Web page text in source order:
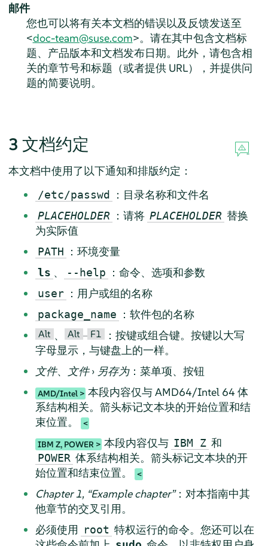
邮件
您也可以将有关本文档的错误以及反馈发送至
<doc-team@suse.com>。请在其中包含文档标
题、产品版本和文档发布日期。此外，请包含相
关的章节号和标题（或者提供 URL），并提供问
题的简要说明。
3 文档约定
本文档中使用了以下通知和排版约定：
/etc/passwd ：目录名称和文件名
PLACEHOLDER ：请将 PLACEHOLDER 替换
为实际值
PATH ：环境变量
ls 、 --help ：命令、选项和参数
user ：用户或组的名称
package_name ：软件包的名称
Alt 、 Alt – F1
：按键或组合键。按键以大写
字母显示，与键盘上的一样。
文件、 文件› 另存为：菜单项、按钮
AMD/Intel
本段内容仅与 AMD64/Intel 64 体
系结构相关。箭头标记文本块的开始位置和结
束位置。
IBM Z, POWER 本段内容仅与 IBM Z 和
POWER 体系结构相关。箭头标记文本块的开
始位置和结束位置。
Chapter 1, “Example chapter”：对本指南中其
他章节的交叉引用。
必须使用
root 特权运行的命令。您还可以在